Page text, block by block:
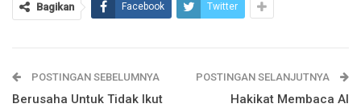
Bagikan Facebook Twitter
POSTINGAN SEBELUMNYA
Berusaha Untuk Tidak Ikut
POSTINGAN SELANJUTNYA
Hakikat Membaca Al